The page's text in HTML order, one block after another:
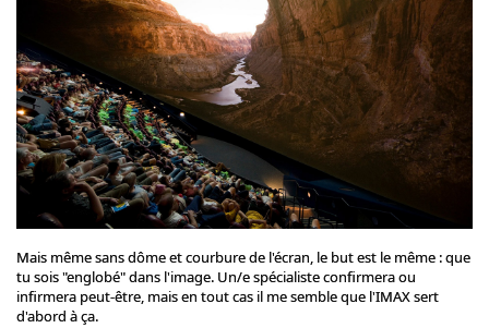
Mais même sans dôme et courbure de l'écran, le but est le même : que
tu sois "englobé" dans l'image. Un/e spécialiste confirmera ou
infirmera peut-être, mais en tout cas il me semble que l'IMAX sert
d'abord à ça.